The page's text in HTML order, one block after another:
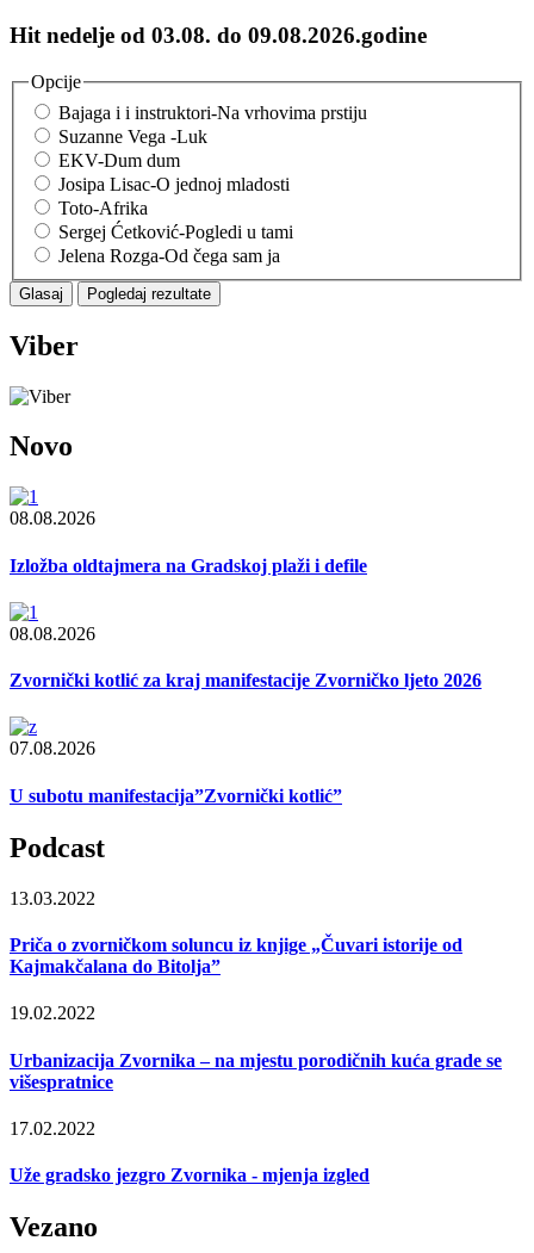
Hit nedelje od 03.08. do 09.08.2026.godine
Opcije
Bajaga i i instruktori-Na vrhovima prstiju
Suzanne Vega -Luk
EKV-Dum dum
Josipa Lisac-O jednoj mladosti
Toto-Afrika
Sergej Ćetković-Pogledi u tami
Jelena Rozga-Od čega sam ja
Viber
Novo
08.08.2026
Izložba oldtajmera na Gradskoj plaži i defile
08.08.2026
Zvornički kotlić za kraj manifestacije Zvorničko ljeto 2026
07.08.2026
U subotu manifestacija”Zvornički kotlić”
Podcast
13.03.2022
Priča o zvorničkom soluncu iz knjige „Čuvari istorije od
Kajmakčalana do Bitolja”
19.02.2022
Urbanizacija Zvornika – na mjestu porodičnih kuća grade se
višespratnice
17.02.2022
Uže gradsko jezgro Zvornika - mjenja izgled
Vezano